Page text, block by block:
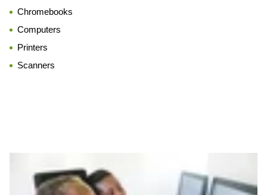
Chromebooks
Computers
Printers
Scanners